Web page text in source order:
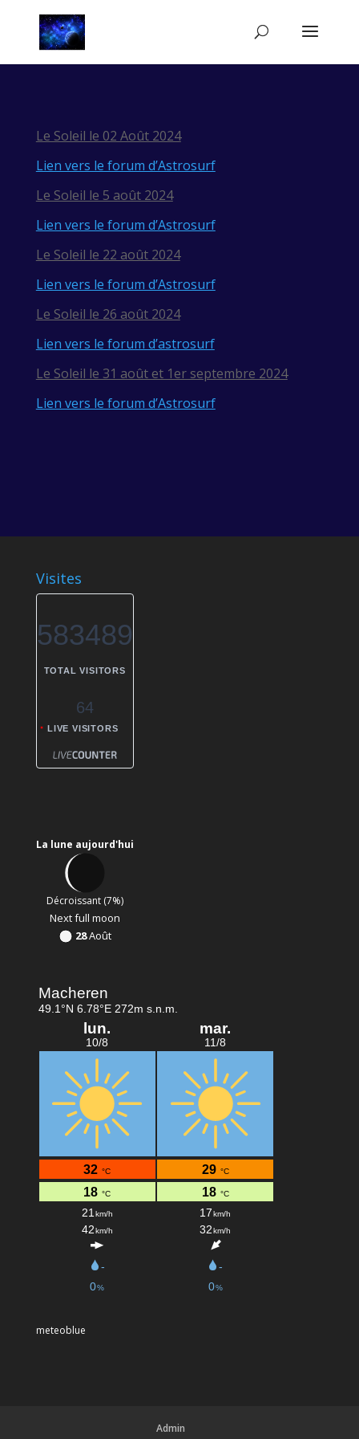
Le Soleil le 02 Août 2024
Lien vers le forum d’Astrosurf
Le Soleil le 5 août 2024
Lien vers le forum d’Astrosurf
Le Soleil le 22 août 2024
Lien vers le forum d’Astrosurf
Le Soleil le 26 août 2024
Lien vers le forum d’astrosurf
Le Soleil le 31 août et 1er septembre 2024
Lien vers le forum d’Astrosurf
Visites
583489
TOTAL VISITORS
64
LIVE VISITORS
La lune aujourd'hui
Décroissant (7%)
Next full moon
28Août
meteoblue
Admin